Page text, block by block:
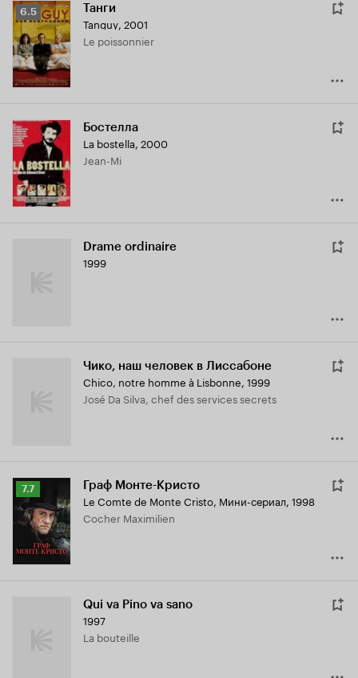
Рейтинг
Кинопоиска
6.5
6.5 Танги
Tanguy, 2001
Le poissonnier
Бостелла
La bostella, 2000
Jean-Mi
Drame ordinaire
1999
Чико, наш человек в Лиссабоне
Chico, notre homme à Lisbonne, 1999
José Da Silva, chef des services secrets
Рейтинг
Кинопоиска
7.7
7.7 Граф Монте-Кристо
Le Comte de Monte Cristo, Мини-сериал, 1998
Cocher Maximilien
Qui va Pino va sano
1997
La bouteille